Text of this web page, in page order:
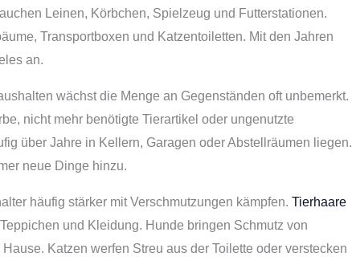
Leinen, Körbchen, Spielzeug und Futterstationen.
Transportboxen und Katzentoiletten. Mit den Jahren
an.
wächst die Menge an Gegenständen oft unbemerkt.
nicht mehr benötigte Tierartikel oder ungenutzte
über Jahre in Kellern, Garagen oder Abstellräumen liegen.
neue Dinge hinzu.
häufig stärker mit Verschmutzungen kämpfen. Tierhaare
und Kleidung. Hunde bringen Schmutz von
Katzen werfen Streu aus der Toilette oder verstecken